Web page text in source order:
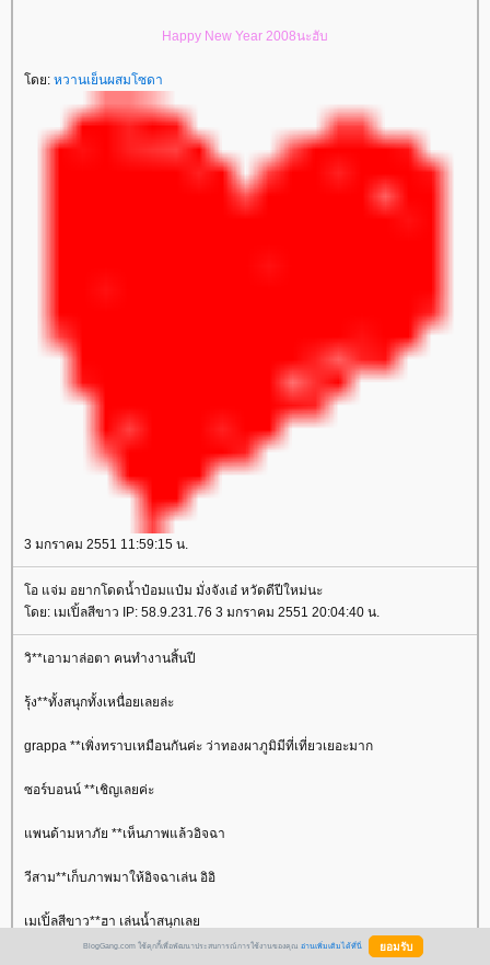
Happy New Year 2008นะฮับ
ดย: หวานเย็นผสมโซดา
3 มกราคม 2551 11:59:15 น.
อ แจ่ม อยากโดดน้ำป๋อมแป๋ม มั่งจังเอ๋ หวัดดีปีใหม่นะ
ดย: เมเปิ้ลสีขาว IP: 58.9.231.76 3 มกราคม 2551 20:04:40 น.
วิ**เอามาล่อตา คนทำงานสิ้นปี
รุ้ง**ทั้งสนุกทั้งเหนื่อยเลยล่ะ
grappa **เพิ่งทราบเหมือนกันค่ะ ว่าทองผาภูมิมีที่เที่ยวเยอะมาก
ซอร์บอนน์ **เชิญเลยค่ะ
พนด้ามหาภัย **เห็นภาพแล้วอิจฉา
วีสาม**เก็บภาพมาให้อิจฉาเล่น อิอิ
เมเปิ้ลสีขาว**ฮา เล่นน้ำสนุกเล
BlogGang.com ใช้คุกกี้เพื่อพัฒนาประสบการณ์การใช้งานของคุณ อ่านเพิ่มเติมได้ที่นี่